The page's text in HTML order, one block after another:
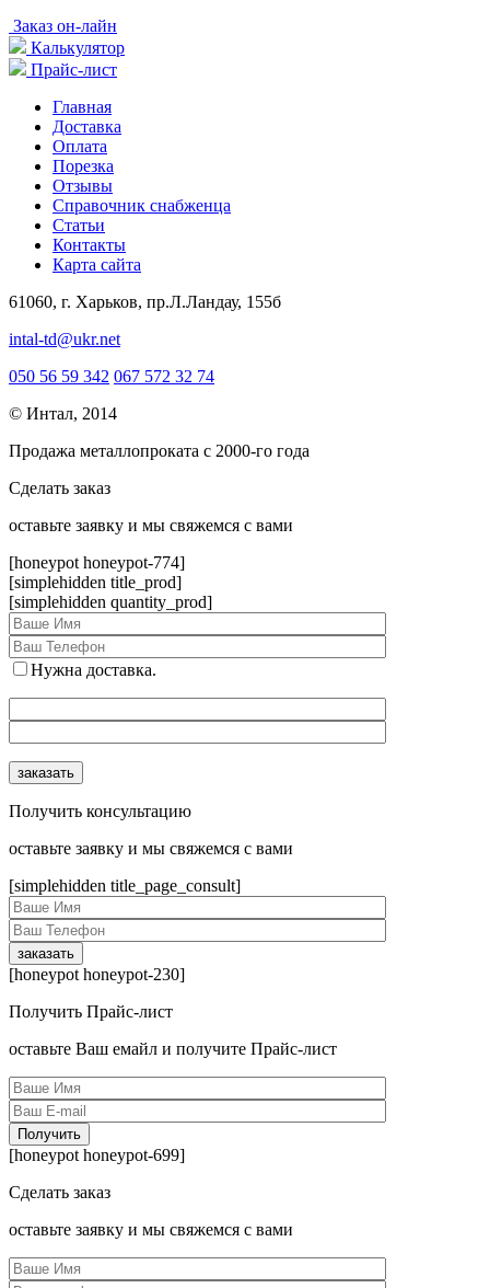
Заказ он-лайн
Калькулятор
Прайс-лист
Главная
Доставка
Оплата
Порезка
Отзывы
Справочник снабженца
Статьи
Контакты
Карта сайта
61060, г. Харьков, пр.Л.Ландау, 155б
intal-td@ukr.net
050 56 59 342 067 572 32 74
© Интал, 2014
Продажа металлопроката с 2000-го года
Сделать заказ
оcтавьте заявку и мы свяжемся с вами
[honeypot honeypot-774]
[simplehidden title_prod]
[simplehidden quantity_prod]
Нужна доставка.
Получить консультацию
оcтавьте заявку и мы свяжемся с вами
[simplehidden title_page_consult]
[honeypot honeypot-230]
Получить Прайс-лист
оcтавьте Ваш емайл и получите Прайс-лист
[honeypot honeypot-699]
Сделать заказ
оcтавьте заявку и мы свяжемся с вами